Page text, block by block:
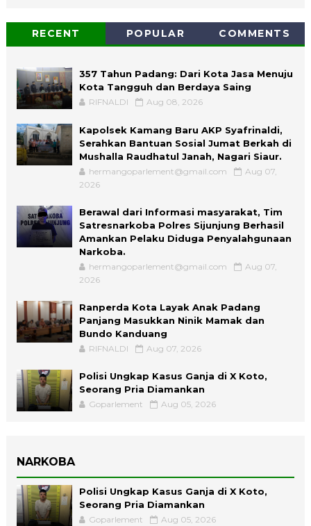
RECENT POPULAR COMMENTS
357 Tahun Padang: Dari Kota Jasa Menuju
Kota Tangguh dan Berdaya Saing
RIFNALDI Aug 08, 2026
Kapolsek Kamang Baru AKP Syafrinaldi,
Serahkan Bantuan Sosial Jumat Berkah di
Mushalla Raudhatul Janah, Nagari Siaur.
hermangoparlement@gmail.com
Aug 07,
2026
Berawal dari Informasi masyarakat, Tim
Satresnarkoba Polres Sijunjung Berhasil
Amankan Pelaku Diduga Penyalahgunaan
Narkoba.
hermangoparlement@gmail.com
Aug 07,
2026
Ranperda Kota Layak Anak Padang
Panjang Masukkan Ninik Mamak dan
Bundo Kanduang
RIFNALDI Aug 07, 2026
Polisi Ungkap Kasus Ganja di X Koto,
Seorang Pria Diamankan
Goparlement Aug 05, 2026
NARKOBA
Polisi Ungkap Kasus Ganja di X Koto,
Seorang Pria Diamankan
Goparlement Aug 05, 2026